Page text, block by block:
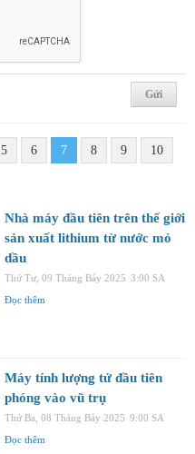
5 6 7 8 9 10
Nhà máy đầu tiên trên thế giới
sản xuất lithium từ nước mỏ
dầu
Thứ Tư, 09 Tháng Bảy 2025 3:00 SA
Đọc thêm
Máy tính lượng tử đầu tiên
phóng vào vũ trụ
Thứ Ba, 08 Tháng Bảy 2025 9:00 SA
Đọc thêm